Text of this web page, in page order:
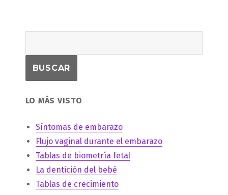
LO MÁS VISTO
Síntomas de embarazo
Flujo vaginal durante el embarazo
Tablas de biometría fetal
La dentición del bebé
Tablas de crecimiento